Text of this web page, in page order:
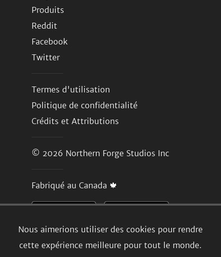
Nous aimerions utiliser des cookies pour rendre
cette expérience meilleure pour tout le monde.
Produits
Reddit
Facebook
Twitter
Termes d'utilisation
Politique de confidentialité
Crédits et Attributions
© 2026 Northern Forge Studios Inc
Fabriqué au Canada 🍁